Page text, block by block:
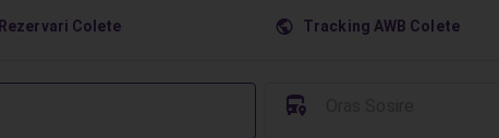
Rezervari Colete 󰇧 Tracking AWB Colete
󱈒